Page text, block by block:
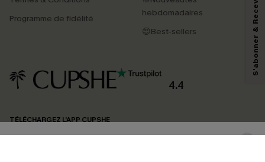
Programme de fidélité
hebdomadaires
😍Best-sellers
4.4
TÉLÉCHARGEZ L’APP CUPSHE
En soumettant votre adresse e-mail, vous acceptez de recevoir des e-mails
marketing (y compris du contenu généré par l'IA) de Cupshe et
reconnaissez avoir pris connaissance de nos
pouvons utiliser les données collectées sur notre site ainsi que des
produits susceptibles de vous intéresser, conformément à notre
Politique de
confidentialité
. Vous pouvez vous désabonner à tout moment.